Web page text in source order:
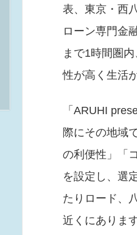
表、東京・西
ローン専門金
まで1時間圏
性が高く生活
「ARUHI
際にその地域
の利便性」「
を設定し、選
たりロード、
近くにありま